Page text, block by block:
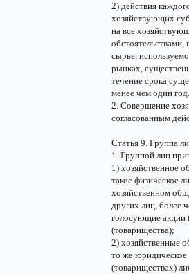
2) действия
хозяйствующих
на все
сырье,
рынках,
течение срока
менее чем один год.
2. Совершение
согласованным
Статья 9. Группа
1. Группой лиц
1) хозяйственное
такое физическое
хозяйственном
других лиц, более
голосующие акции
(товарищества);
2) хозяйственные
то же юридическое
(товариществах)